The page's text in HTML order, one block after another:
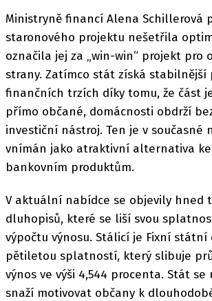
Ministryně financí Alena Schillerová
staronového projektu nešetřila
označila jej za „win-win“ projekt pro
strany. Zatímco stát získá stabilnější
finančních trzích díky tomu, že část
přímo občané, domácnosti obdrží
investiční nástroj. Ten je v současné
vnímán jako atraktivní alternativa
bankovním produktům.
V aktuální nabídce se objevily hned
dluhopisů, které se liší svou
výpočtu výnosu. Stálicí je Fixní státní
pětiletou splatností, který slibuje
výnos ve výši 4,544 procenta. Stát
snaží motivovat občany k